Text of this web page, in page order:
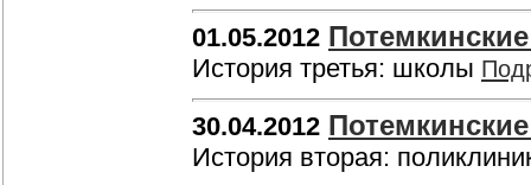
01.05.2012
История третья: школы
30.04.2012
История вторая: